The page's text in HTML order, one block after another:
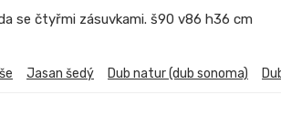
se čtyřmi zásuvkami. š90 v86 h36 cm
Jasan šedý Dub natur (dub sonoma)